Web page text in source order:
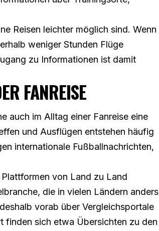
Reisen leichter möglich sind. Wenn
weniger Stunden Flüge
zu Informationen ist damit
FANREISE
auch im Alltag einer Fanreise eine
und Ausflügen entstehen häufig
internationale Fußballnachrichten,
von Land zu Land
die in vielen Ländern anders
vorab über Vergleichsportale
finden sich etwa Übersichten zu den